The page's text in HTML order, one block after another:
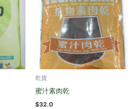
乾貨
蜜汁素肉乾
$32.0